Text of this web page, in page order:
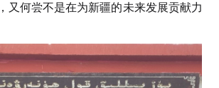
又何尝不是在为新疆的未来发展贡献力